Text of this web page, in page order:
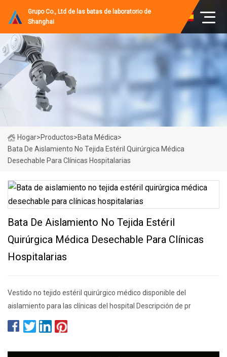
Grupo Co., Ltd de las batas de laboratorio de
Shanghai
Hogar>Productos>Bata Médica>
Bata De Aislamiento No Tejida Estéril Quirúrgica Médica
Desechable Para Clínicas Hospitalarias
Bata De Aislamiento No Tejida Estéril
Quirúrgica Médica Desechable Para Clínicas
Hospitalarias
Vestido no tejido estéril quirúrgico médico disponible del
aislamiento para las clínicas del hospital Descripción de pr